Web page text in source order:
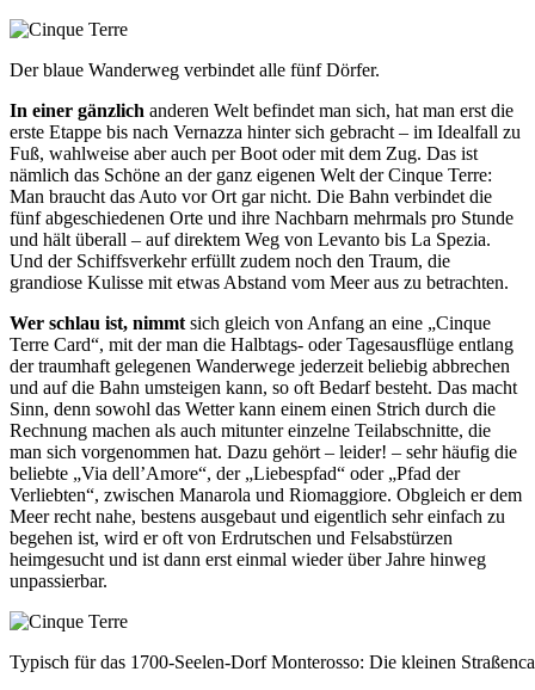
Der blaue Wanderweg verbindet alle fünf Dörfer.
In einer gänzlich anderen Welt befindet man sich, hat man erst die
erste Etappe bis nach Vernazza hinter sich gebracht – im Idealfall zu
Fuß, wahlweise aber auch per Boot oder mit dem Zug. Das ist
nämlich das Schöne an der ganz eigenen Welt der Cinque Terre:
Man braucht das Auto vor Ort gar nicht. Die Bahn verbindet die
fünf abgeschiedenen Orte und ihre Nachbarn mehrmals pro Stunde
und hält überall – auf direktem Weg von Levanto bis La Spezia.
Und der Schiffsverkehr erfüllt zudem noch den Traum, die
grandiose Kulisse mit etwas Abstand vom Meer aus zu betrachten.
Wer schlau ist, nimmt sich gleich von Anfang an eine „Cinque
Terre Card“, mit der man die Halbtags- oder Tagesausflüge entlang
der traumhaft gelegenen Wanderwege jederzeit beliebig abbrechen
und auf die Bahn umsteigen kann, so oft Bedarf besteht. Das macht
Sinn, denn sowohl das Wetter kann einem einen Strich durch die
Rechnung machen als auch mitunter einzelne Teilabschnitte, die
man sich vorgenommen hat. Dazu gehört – leider! – sehr häufig die
beliebte „Via dell’Amore“, der „Liebespfad“ oder „Pfad der
Verliebten“, zwischen Manarola und Riomaggiore. Obgleich er dem
Meer recht nahe, bestens ausgebaut und eigentlich sehr einfach zu
begehen ist, wird er oft von Erdrutschen und Felsabstürzen
heimgesucht und ist dann erst einmal wieder über Jahre hinweg
unpassierbar.
Typisch für das 1700-Seelen-Dorf Monterosso: Die kleinen